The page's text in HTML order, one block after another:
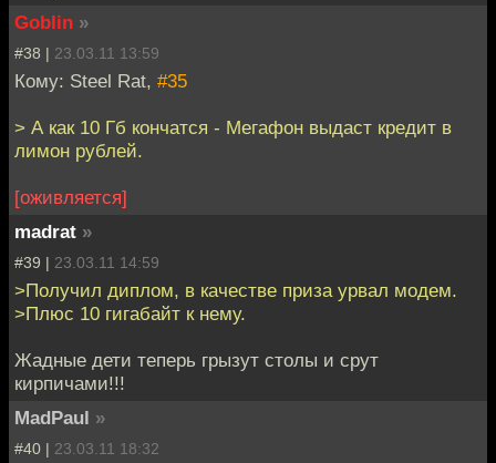
Goblin »
#38 | 23.03.11 13:59
Кому: Steel Rat, #35
> А как 10 Гб кончатся - Мегафон выдаст кредит в
лимон рублей.
[оживляется]
madrat »
#39 | 23.03.11 14:59
>Получил диплом, в качестве приза урвал модем.
>Плюс 10 гигабайт к нему.
Жадные дети теперь грызут столы и срут
кирпичами!!!
MadPaul »
#40 | 23.03.11 18:32